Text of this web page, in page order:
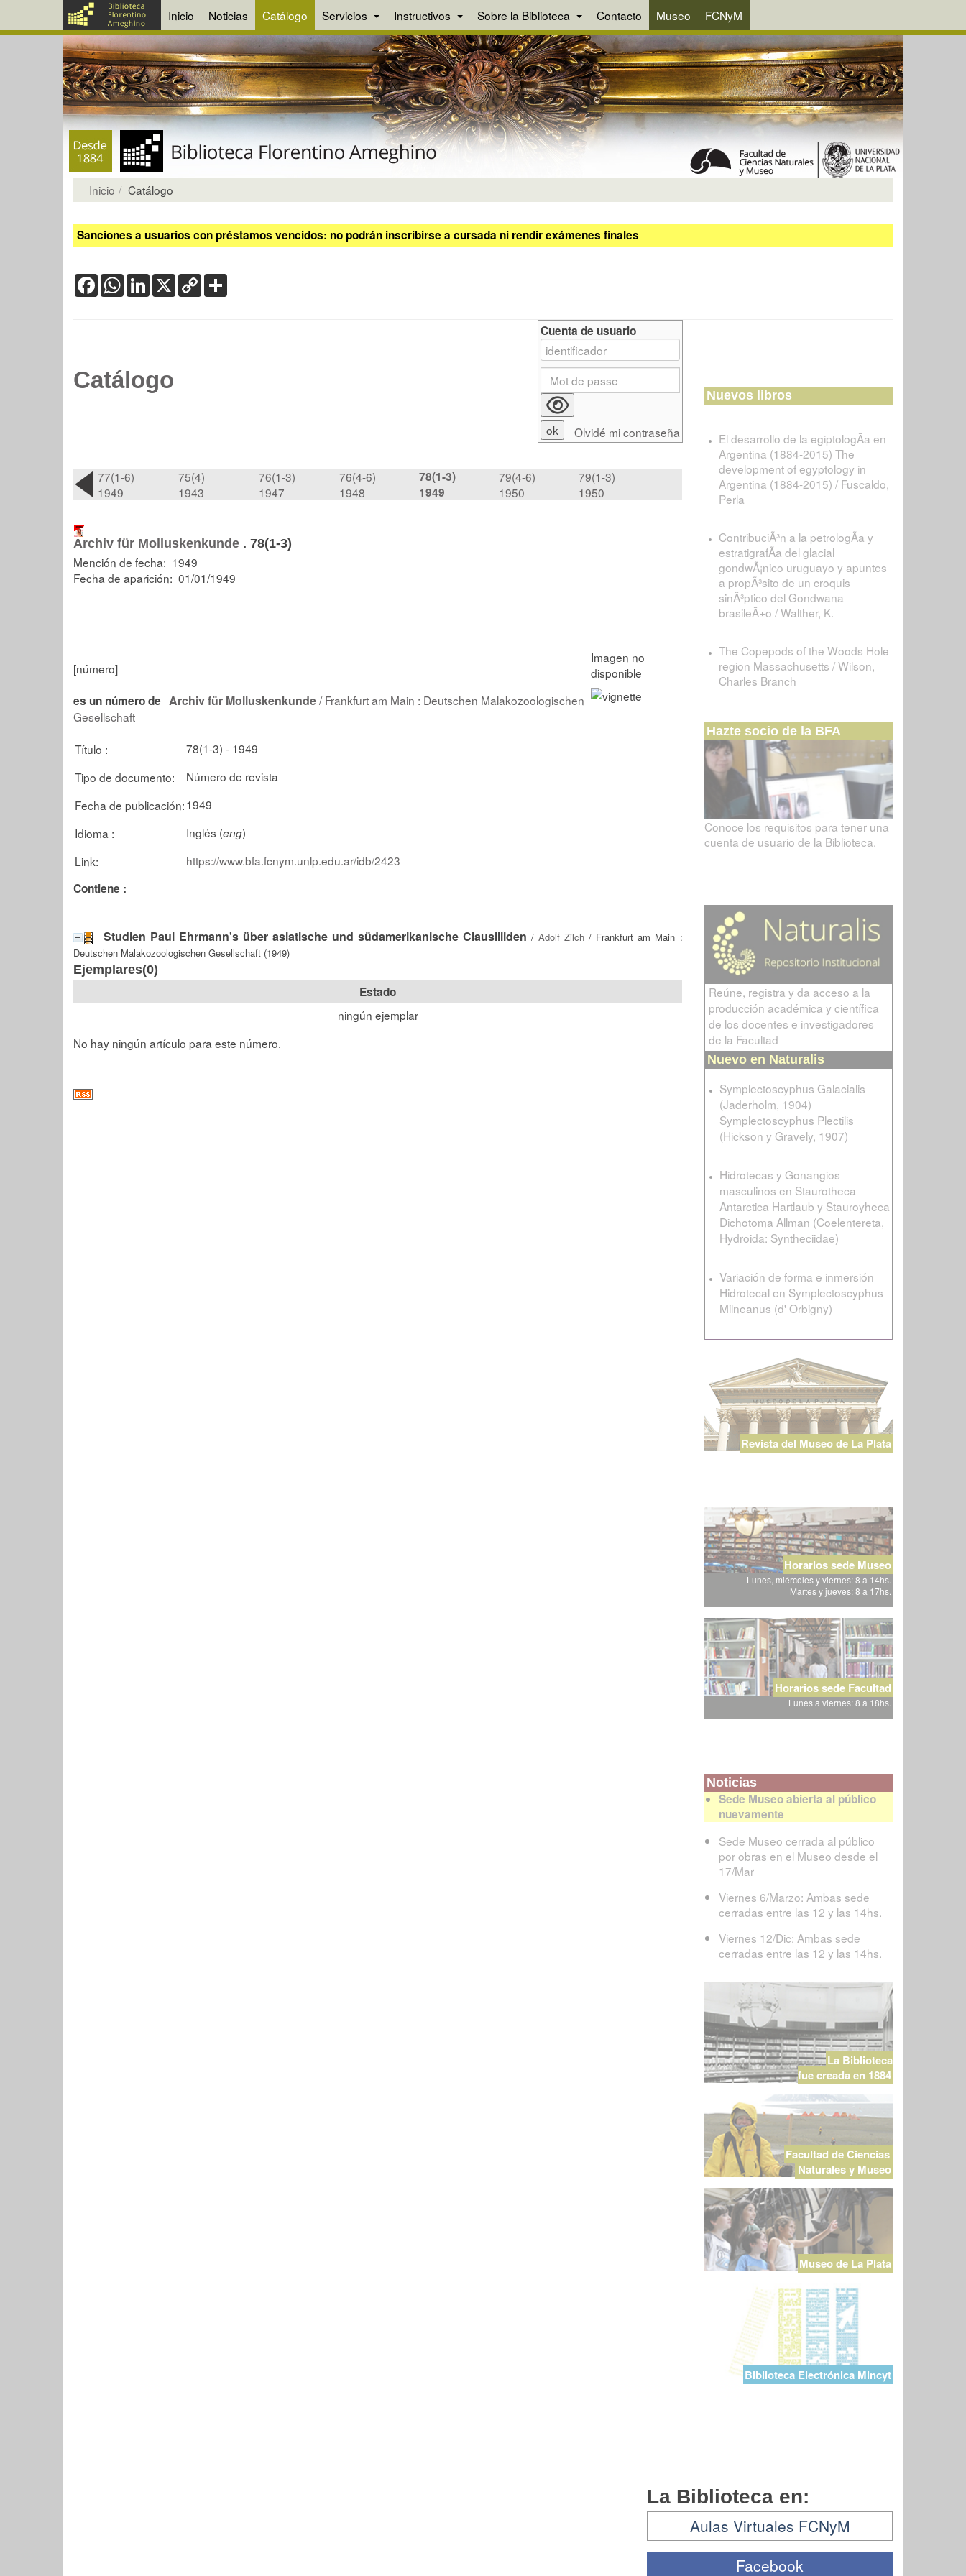
Inicio Noticias Catálogo Servicios Instructivos Sobre la Biblioteca Contacto Museo FCNyM
Inicio Catálogo
Sanciones a usuarios con préstamos vencidos: no podrán inscribirse a cursada ni rendir exámenes finales
FacebookWhatsApp
LinkedIn
X Copy
Link
Catálogo
77(1-6)
1949
75(4)
1943
76(1-3)
1947
76(4-6)
1948
78(1-3)
1949
79(4-6)
1950
79(1-3)
1950
Archiv für Molluskenkunde . 78(1-3)
Mención de fecha: 1949
Fecha de aparición: 01/01/1949
[número]
es un número de Archiv für Molluskenkunde/ Frankfurt am Main : Deutschen Malakozoologischen
Gesellschaft
Título :
78(1-3) - 1949
Tipo de documento:
Número de revista
Fecha de publicación:1949
Idioma :
Inglés (eng)
Link:
https://www.bfa.fcnym.unlp.edu.ar/idb/2423
Contiene :
Studien Paul Ehrmann's über asiatische und südamerikanische Clausiliiden /Adolf Zilch / Frankfurt am Main :
Deutschen Malakozoologischen Gesellschaft (1949)
Ejemplares(0)
Estado
ningún ejemplar
No hay ningún artículo para este número.
Cuenta de usuario
Olvidé mi contraseña
Nuevos libros
El desarrollo de la egiptologÃ­a en
Argentina (1884-2015) The
development of egyptology in
Argentina (1884-2015) / Fuscaldo,
Perla
ContribuciÃ³n a la petrologÃ­a y
estratigrafÃ­a del glacial
gondwÃ¡nico uruguayo y apuntes
a propÃ³sito de un croquis
sinÃ³ptico del Gondwana
brasileÃ±o / Walther, K.
The Copepods of the Woods Hole
region Massachusetts / Wilson,
Charles Branch
Hazte socio de la BFA
Conoce los requisitos para tener una
cuenta de usuario de la Biblioteca.
Reúne, registra y da acceso a la
producción académica y científica
de los docentes e investigadores
de la Facultad
Nuevo en Naturalis
Symplectoscyphus Galacialis
(Jaderholm, 1904)
Symplectoscyphus Plectilis
(Hickson y Gravely, 1907)
Hidrotecas y Gonangios
masculinos en Staurotheca
Antarctica Hartlaub y Stauroyheca
Dichotoma Allman (Coelentereta,
Hydroida: Syntheciidae)
Variación de forma e inmersión
Hidrotecal en Symplectoscyphus
Milneanus (d' Orbigny)
Revista del Museo de La Plata
Horarios sede Museo
Lunes, miércoles y viernes: 8 a 14hs.
Martes y jueves: 8 a 17hs.
Horarios sede Facultad
Lunes a viernes: 8 a 18hs.
Noticias
Sede Museo abierta al público
nuevamente
Sede Museo cerrada al público
por obras en el Museo desde el
17/Mar
Viernes 6/Marzo: Ambas sede
cerradas entre las 12 y las 14hs.
Viernes 12/Dic: Ambas sede
cerradas entre las 12 y las 14hs.
La Biblioteca
fue creada en 1884
Facultad de Ciencias
Naturales y Museo
Museo de La Plata
Biblioteca Electrónica Mincyt
La Biblioteca en:
Aulas Virtuales FCNyM
Facebook